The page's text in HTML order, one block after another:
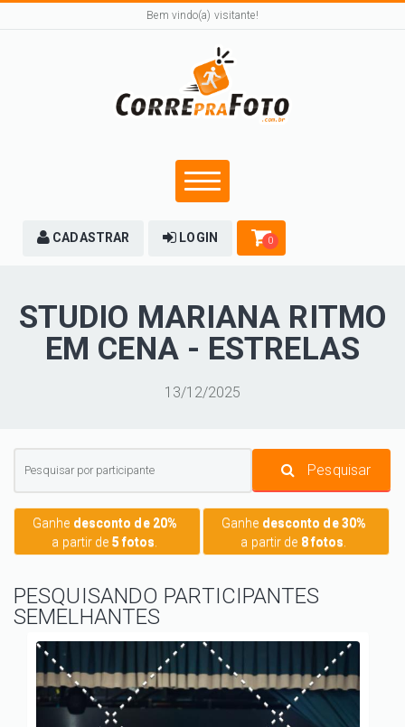
Bem vindo(a) visitante!
CADASTRAR LOGIN 0
STUDIO MARIANA RITMO
EM CENA - ESTRELAS
13/12/2025
Pesquisar
Ganhe desconto de 20%
a partir de 5 fotos
Ganhe desconto de 30%
a partir de 8 fotos
PESQUISANDO PARTICIPANTES
SEMELHANTES